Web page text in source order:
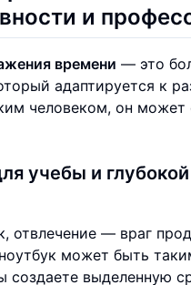
и
времени — это
адаптируется к
человеком, он может
учебы и
отвлечение — враг
может быть
создаете выделенную